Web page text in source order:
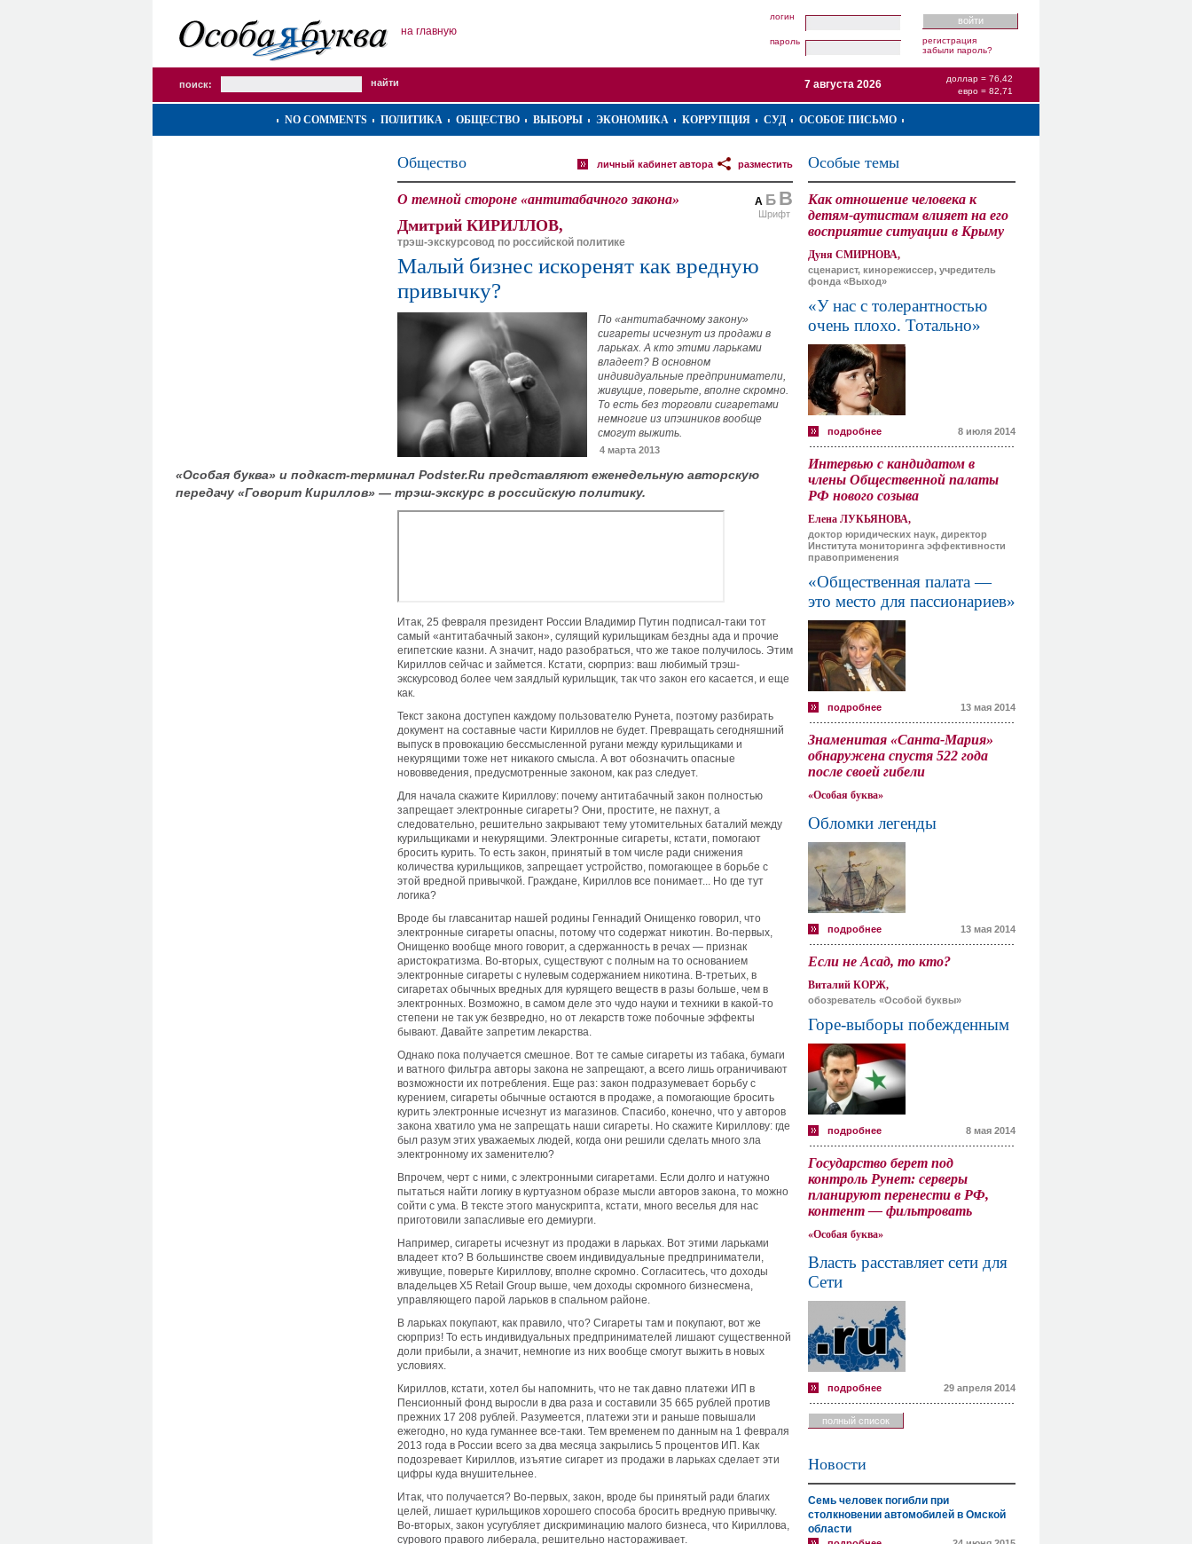
на главную
логин
пароль
регистрация
забыли пароль?
поиск:
доллар = 76,42
евро = 82,71
7 августа 2026
NO COMMENTS ПОЛИТИКА ОБЩЕСТВО ВЫБОРЫ ЭКОНОМИКА КОРРУПЦИЯ СУД ОСОБОЕ ПИСЬМО
Общество разместить
личный кабинет автора
А Б В
Шрифт
О темной стороне «антитабачного закона»
Дмитрий КИРИЛЛОВ,
трэш-экскурсовод по российской политике
Малый бизнес искоренят как вредную
привычку?
По «антитабачному закону»
сигареты исчезнут из продажи в
ларьках. А кто этими ларьками
владеет? В основном
индивидуальные предприниматели,
живущие, поверьте, вполне скромно.
То есть без торговли сигаретами
немногие из ипэшников вообще
смогут выжить.
4 марта 2013
«Особая буква» и подкаст-терминал Podster.Ru представляют еженедельную авторскую
передачу «Говорит Кириллов» — трэш-экскурс в российскую политику.
Итак, 25 февраля президент России Владимир Путин подписал-таки тот
самый «антитабачный закон», сулящий курильщикам бездны ада и прочие
египетские казни. А значит, надо разобраться, что же такое получилось. Этим
Кириллов сейчас и займется. Кстати, сюрприз: ваш любимый трэш-
экскурсовод более чем заядлый курильщик, так что закон его касается, и еще
как.
Текст закона доступен каждому пользователю Рунета, поэтому разбирать
документ на составные части Кириллов не будет. Превращать сегодняшний
выпуск в провокацию бессмысленной ругани между курильщиками и
некурящими тоже нет никакого смысла. А вот обозначить опасные
нововведения, предусмотренные законом, как раз следует.
Для начала скажите Кириллову: почему антитабачный закон полностью
запрещает электронные сигареты? Они, простите, не пахнут, а
следовательно, решительно закрывают тему утомительных баталий между
курильщиками и некурящими. Электронные сигареты, кстати, помогают
бросить курить. То есть закон, принятый в том числе ради снижения
количества курильщиков, запрещает устройство, помогающее в борьбе с
этой вредной привычкой. Граждане, Кириллов все понимает... Но где тут
логика?
Вроде бы главсанитар нашей родины Геннадий Онищенко говорил, что
электронные сигареты опасны, потому что содержат никотин. Во-первых,
Онищенко вообще много говорит, а сдержанность в речах — признак
аристократизма. Во-вторых, существуют с полным на то основанием
электронные сигареты с нулевым содержанием никотина. В-третьих, в
сигаретах обычных вредных для курящего веществ в разы больше, чем в
электронных. Возможно, в самом деле это чудо науки и техники в какой-то
степени не так уж безвредно, но от лекарств тоже побочные эффекты
бывают. Давайте запретим лекарства.
Однако пока получается смешное. Вот те самые сигареты из табака, бумаги
и ватного фильтра авторы закона не запрещают, а всего лишь ограничивают
возможности их потребления. Еще раз: закон подразумевает борьбу с
курением, сигареты обычные остаются в продаже, а помогающие бросить
курить электронные исчезнут из магазинов. Спасибо, конечно, что у авторов
закона хватило ума не запрещать наши сигареты. Но скажите Кириллову: где
был разум этих уважаемых людей, когда они решили сделать много зла
электронному их заменителю?
Впрочем, черт с ними, с электронными сигаретами. Если долго и натужно
пытаться найти логику в куртуазном образе мысли авторов закона, то можно
сойти с ума. В тексте этого манускрипта, кстати, много веселья для нас
приготовили запасливые его демиурги.
Например, сигареты исчезнут из продажи в ларьках. Вот этими ларьками
владеет кто? В большинстве своем индивидуальные предприниматели,
живущие, поверьте Кириллову, вполне скромно. Согласитесь, что доходы
владельцев X5 Retail Group выше, чем доходы скромного бизнесмена,
управляющего парой ларьков в спальном районе.
В ларьках покупают, как правило, что? Сигареты там и покупают, вот же
сюрприз! То есть индивидуальных предпринимателей лишают существенной
доли прибыли, а значит, немногие из них вообще смогут выжить в новых
условиях.
Кириллов, кстати, хотел бы напомнить, что не так давно платежи ИП в
Пенсионный фонд выросли в два раза и составили 35 665 рублей против
прежних 17 208 рублей. Разумеется, платежи эти и раньше повышали
ежегодно, но куда гуманнее все-таки. Тем временем по данным на 1 февраля
2013 года в России всего за два месяца закрылись 5 процентов ИП. Как
подозревает Кириллов, изъятие сигарет из продажи в ларьках сделает эти
цифры куда внушительнее.
Итак, что получается? Во-первых, закон, вроде бы принятый ради благих
целей, лишает курильщиков хорошего способа бросить вредную привычку.
Во-вторых, закон усугубляет дискриминацию малого бизнеса, что Кириллова,
сурового правого либерала, решительно настораживает.
Особые темы
Как отношение человека к
детям-аутистам влияет на его
восприятие ситуации в Крыму
Дуня СМИРНОВА,
сценарист, кинорежиссер, учредитель
фонда «Выход»
«У нас с толерантностью
очень плохо. Тотально»
подробнее 8 июля 2014
Интервью с кандидатом в
члены Общественной палаты
РФ нового созыва
Елена ЛУКЬЯНОВА,
доктор юридических наук, директор
Института мониторинга эффективности
правоприменения
«Общественная палата —
это место для пассионариев»
подробнее 13 мая 2014
Знаменитая «Санта-Мария»
обнаружена спустя 522 года
после своей гибели
«Особая буква»
Обломки легенды
подробнее 13 мая 2014
Если не Асад, то кто?
Виталий КОРЖ,
обозреватель «Особой буквы»
Горе-выборы побежденным
подробнее 8 мая 2014
Государство берет под
контроль Рунет: серверы
планируют перенести в РФ,
контент — фильтровать
«Особая буква»
Власть расставляет сети для
Сети
подробнее 29 апреля 2014
полный список
Новости
Семь человек погибли при
столкновении автомобилей в Омской
области